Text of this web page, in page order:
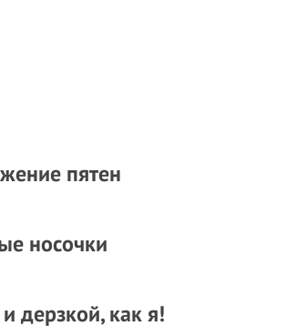
пятен
носочки
дерзкой, как я!